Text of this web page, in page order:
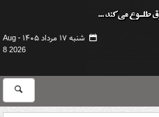
شنبه ۱۷ مرداد ۱۴۰۵ -
Aug
8 2026